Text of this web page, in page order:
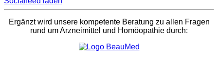
Ergänzt wird unsere kompetente Beratung zu allen Fragen
rund um Arzneimittel und Homöopathie durch: